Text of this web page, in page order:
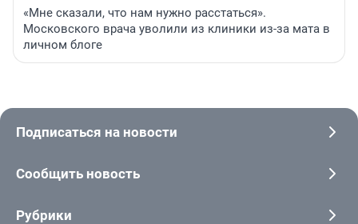
«Мне сказали, что нам нужно расстаться».
Московского врача уволили из клиники из-за мата в
личном блоге
Подписаться на новости
Сообщить новость
Рубрики